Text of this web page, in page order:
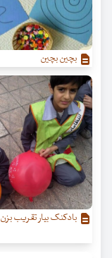
بچین بچین
بادکنک بیار تقریب بزن